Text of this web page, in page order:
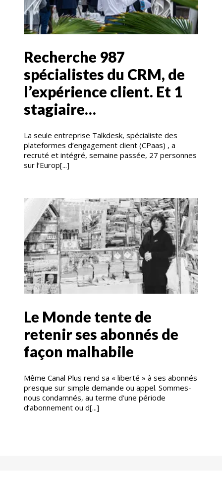
Recherche 987
spécialistes du CRM, de
l’expérience client. Et 1
stagiaire…
La seule entreprise Talkdesk, spécialiste des
plateformes d’engagement client (CPaas) , a
recruté et intégré, semaine passée, 27 personnes
sur l’Europ[...]
Le Monde tente de
retenir ses abonnés de
façon malhabile
Même Canal Plus rend sa « liberté » à ses abonnés
presque sur simple demande ou appel. Sommes-
nous condamnés, au terme d’une période
d’abonnement ou d[...]